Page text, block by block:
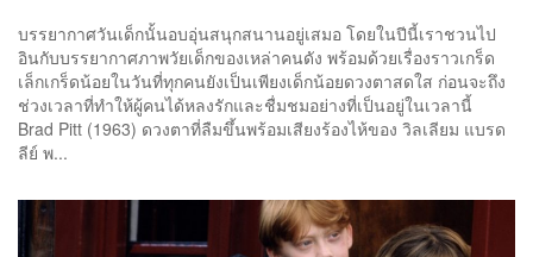
บรรยากาศวันเด็กนั้นอบอุ่นสนุกสนานอยู่เสมอ โดยในปีนี้เราชวนไป
อินกับบรรยากาศภาพวัยเด็กของเหล่าคนดัง พร้อมด้วยเรื่องราวเกร็ด
เล็กเกร็ดน้อยในวันที่ทุกคนยังเป็นเพียงเด็กน้อยดวงตาสดใส ก่อนจะถึง
ช่วงเวลาที่ทำให้ผู้คนได้หลงรักและชื่มชมอย่างที่เป็นอยู่ในเวลานี้
Brad Pitt (1963) ดวงตาที่ลืมขึ้นพร้อมเสียงร้องไห้ของ วิลเลียม แบรด
ลีย์ พ...